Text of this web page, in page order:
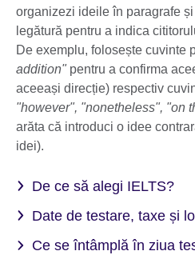
organizezi ideile în paragrafe
legătură pentru a indica
De exemplu, folosește cuvinte
addition"pentru a confirma
aceeași direcție) respectiv
"however", "nonetheless", "on
arăta că introduci o idee
idei).
De ce să alegi IELTS?
Date de testare, taxe și
Ce se întâmplă în ziua